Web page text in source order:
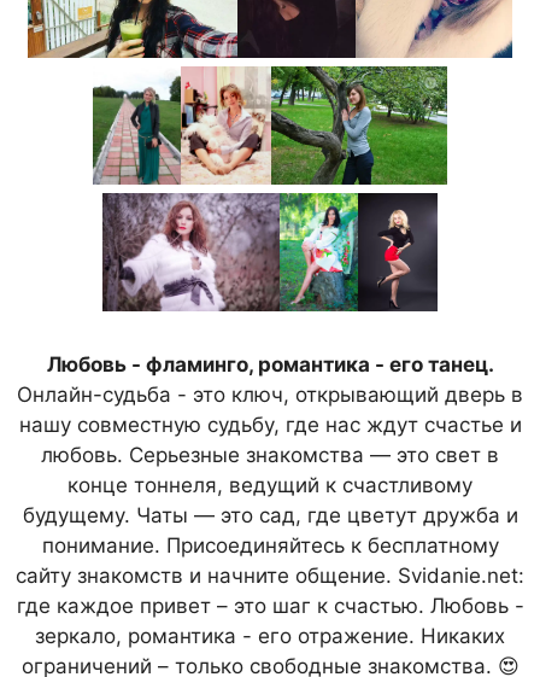
Любовь - фламинго, романтика - его танец.
Онлайн-судьба - это ключ, открывающий дверь в
нашу совместную судьбу, где нас ждут счастье и
любовь. Серьезные знакомства — это свет в
конце тоннеля, ведущий к счастливому
будущему. Чаты — это сад, где цветут дружба и
понимание. Присоединяйтесь к бесплатному
сайту знакомств и начните общение. Svidanie.net:
где каждое привет – это шаг к счастью. Любовь -
зеркало, романтика - его отражение. Никаких
ограничений – только свободные знакомства. 😍